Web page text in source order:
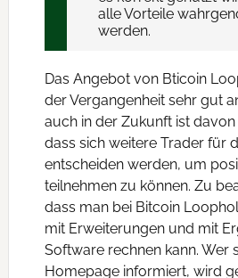
alle Vorteile
werden.
Das Angebot von Bticoin
der Vergangenheit sehr gut
auch in der Zukunft ist
dass sich weitere Trader für
entscheiden werden, um
teilnehmen zu können. Zu
dass man bei Bitcoin
mit Erweiterungen und mit
Software rechnen kann. Wer
Homepage informiert, wird